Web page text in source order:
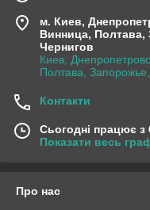
м. Киев,
Винница,
Чернигов
Киев,
Полтава,
Контакти
Сьогодні працює з
Показати весь
Про нас